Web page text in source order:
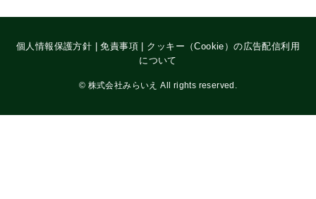
個人情報保護方針 |免責事項
クッキー（Cookie）の広告配信利用
について
© 株式会社みらいえ All rights reserved.